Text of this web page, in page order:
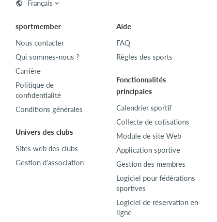
Français
sportmember
Nous contacter
Qui sommes-nous ?
Carrière
Politique de
confidentialité
Conditions générales
Univers des clubs
Sites web des clubs
Gestion d'association
Aide
FAQ
Règles des sports
Fonctionnalités
principales
Calendrier sportif
Collecte de cotisations
Module de site Web
Application sportive
Gestion des membres
Logiciel pour fédérations
sportives
Logiciel de réservation en
ligne